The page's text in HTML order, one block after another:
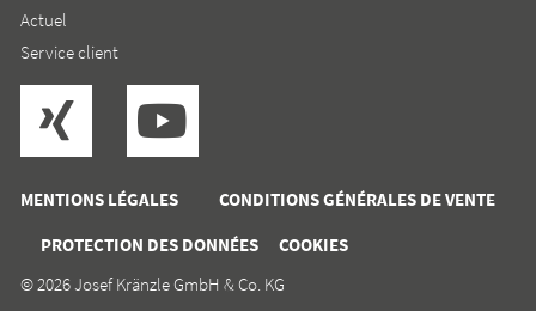
MENTIONS LÉGALES
CONDITIONS GÉNÉRALES DE VENTE
PROTECTION DES DONNÉES
COOKIES
Actuel
Service client
© 2026 Josef Kränzle GmbH & Co. KG